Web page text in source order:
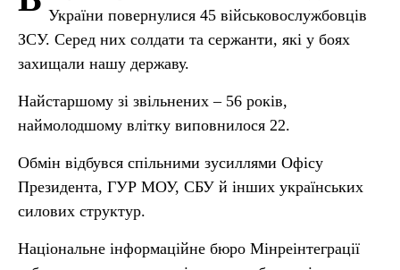
України повернулися 45 військовослужбовців
ЗСУ. Серед них солдати та сержанти, які у боях
захищали нашу державу.
Найстаршому зі звільнених – 56 років,
наймолодшому влітку виповнилося 22.
Обмін відбувся спільними зусиллями Офісу
Президента, ГУР МОУ, СБУ й інших українських
силових структур.
Національне інформаційне бюро Мінреінтеграції